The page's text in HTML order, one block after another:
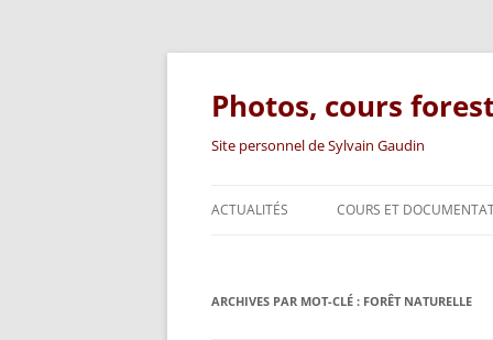
Photos, cours
Site personnel de Sylvain Gaudin
ACTUALITÉS COURS ET
DOCUMENTATION
ARCHIVES PAR MOT-CLÉ : FORÊT NATURELLE